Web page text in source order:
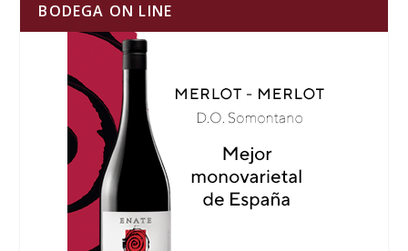
BODEGA ON LINE